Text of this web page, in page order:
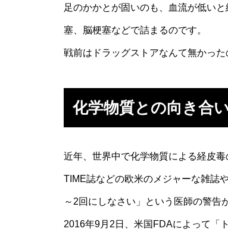
足のかかとが固いのも、血流が低い
塞、脳梗塞などで詰まるのです。
戦前はドラッグストアなんて無かっ
化学物質との向き合
近年、世界中で化学物質による経皮
TIME誌などの欧米のメジャーな雑誌
～2回にしなさい」という医師の警告
2016年9月2日、米国FDAによって「